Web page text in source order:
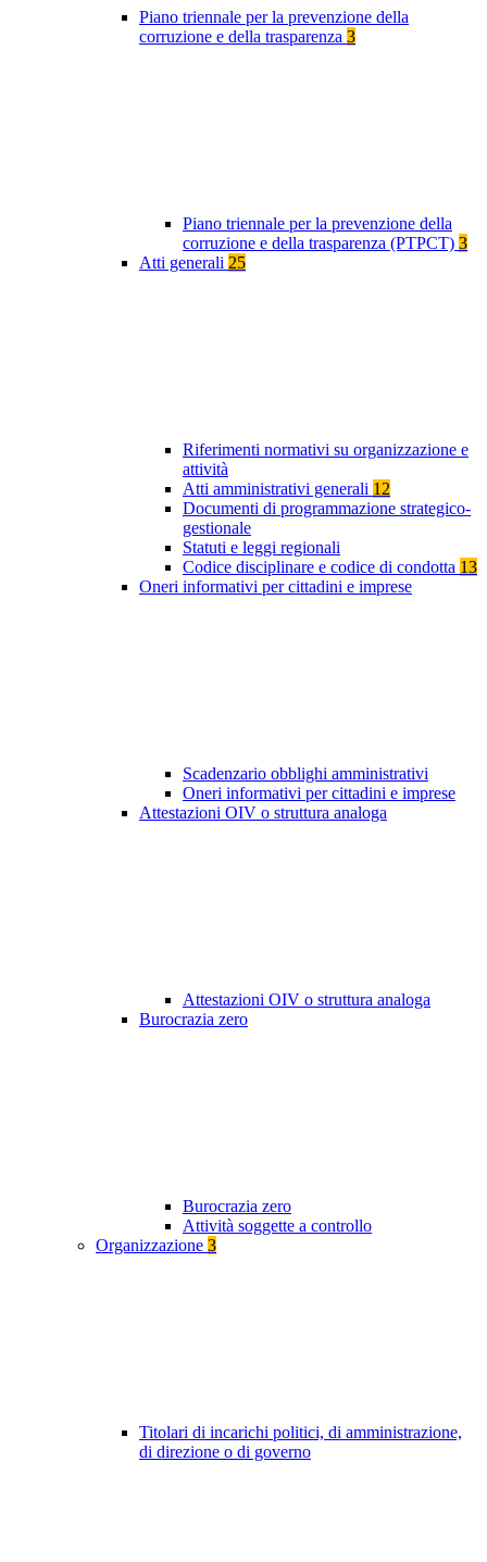
Piano triennale per la prevenzione della
corruzione e della trasparenza 3
Piano triennale per la prevenzione della
corruzione e della trasparenza (PTPCT) 3
Atti generali 25
Riferimenti normativi su organizzazione e
attività
Atti amministrativi generali 12
Documenti di programmazione strategico-
gestionale
Statuti e leggi regionali
Codice disciplinare e codice di condotta 13
Oneri informativi per cittadini e imprese
Scadenzario obblighi amministrativi
Oneri informativi per cittadini e imprese
Attestazioni OIV o struttura analoga
Attestazioni OIV o struttura analoga
Burocrazia zero
Burocrazia zero
Attività soggette a controllo
Organizzazione 3
Titolari di incarichi politici, di amministrazione,
di direzione o di governo